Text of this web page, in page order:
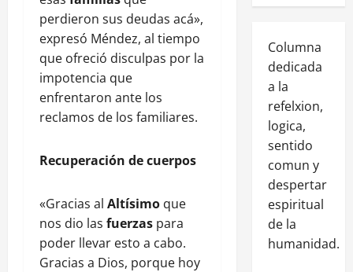
perdieron sus deudas acá»,
expresó Méndez, al tiempo
que ofreció disculpas por la
impotencia que
enfrentaron ante los
reclamos de los familiares.
Recuperación de cuerpos
«Gracias al Altísimo que
nos dio las fuerzas para
poder llevar esto a cabo.
Gracias a Dios, porque hoy
Columna
dedicada
a la
refelxion,
logica,
sentido
comun y
despertar
espiritual
de la
humanidad.